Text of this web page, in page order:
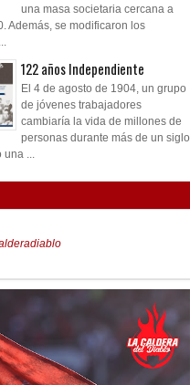
una masa societaria cercana a
Además, se modificaron los
122 años Independiente
El 4 de agosto de 1904, un grupo
de jóvenes trabajadores
cambiaría la vida de millones de
personas durante más de un siglo
una ...